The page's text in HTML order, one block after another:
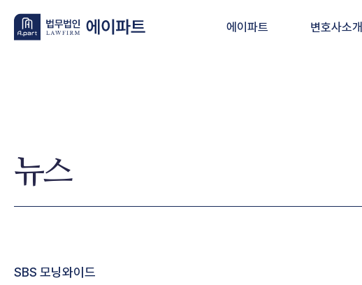
에이파트 변호사소개
뉴스
SBS 모닝와이드